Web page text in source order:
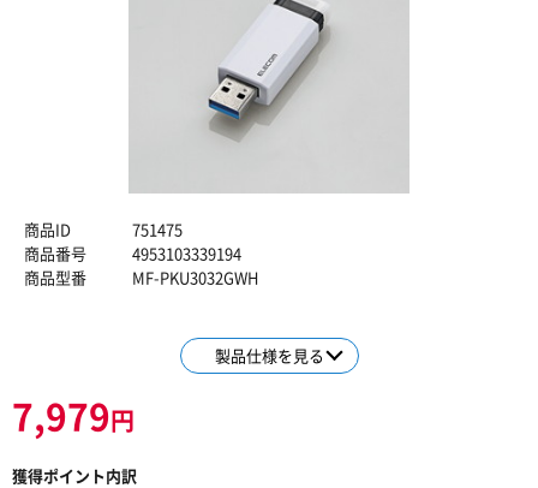
商品ID
751475
商品番号
4953103339194
商品型番
MF-PKU3032GWH
製品仕様を見る
7,979円
獲得ポイント内訳